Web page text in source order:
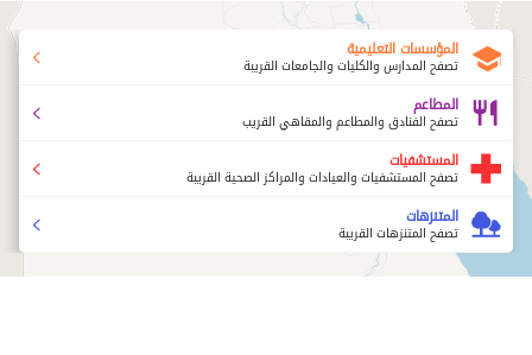
المؤسسات التعليمية
تصفح المدارس والكليات والجامعات القريبة
المطاعم
تصفح الفنادق والمطاعم والمقاهي القريب
المستشفيات
تصفح المستشفيات والعيادات والمراكز الصحية القريبة
المتنزهات
تصفح المتنزهات القريبة